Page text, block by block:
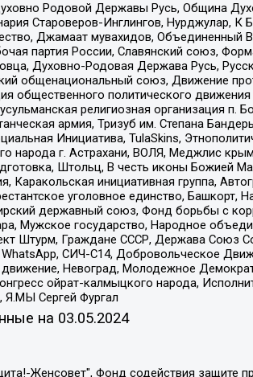
Родовой Державы Русь, Община
Староверов-Инглингов, Нурджулар, К
Джамаат мувахидов, Объединенный
партия России, Славянский союз,
Духовно-Родовая Держава Русь,
общенациональный союз, Движение
общественного политического
религиозная организация п.
армия, Тризуб им. Степана
Инициатива, TulaSkins,
народа г. Астрахани, ВОЛЯ, Меджлис
Штольц, В честь иконы Божией
инициативная группа,
уголовное единство,
державный союз, Фонд борьбы с
Мужское государство, Народное
Штурм, Граждане СССР, Держава Союз
СИЧ-С14, Добровольческое
Невоград, Молодежное
ойрат-калмыцкого народа,
Я.МЫ Сергей Фургал
на 03.05.2024
Постернак Алексей Евгеньевич, Рубин Михаил Аркадьевич, Анин Роман Александрович, Юридическое лицо Istories fonds, зарегистрированное в Латвийской Республике (регистрационный номер 50008295751, дата регистрации 24.02.2020), Великовский Дмитрий Александрович, Долинина Ирина Николаевна, Мароховская Алеся Алексеевна, Шлейнов Роман Юрьевич, Шмагун Олеся Валентиновна, Общество с ограниченной ответственностью "Альтаир 2021", Общество с ограниченной ответственностью "Вега 2021", Общество с ограниченной ответственностью "Главный редактор 2021", Общество с ограниченной ответственностью "Ромашки монолит", Важенков Артем Валерьевич, Ивановская областная общественная организация "Центр гендерных исследований", Гурман Юрий Альбертович, Медиапроект "ОВД-Инфо", Егоров Владимир Владимирович, Жилинский Владимир Александрович, Общество с ограниченной ответственностью "ЗП", Иванова София Юрьевна, Карезина Инна Павловна, Кильтау Екатерина Викторовна, Петров Алексей Викторович, Пискунов Сергей Евгеньевич, Смирнов Сергей Сергеевич, Тихонов Михаил Сергеевич, Общество с ограниченной ответственностью "ЖУРНАЛИСТ-ИНОСТРАННЫЙ АГЕНТ", Арапова Галина Юрьевна, Вольтская Татьяна Анатольевна, Американская компания "Mason G.E.S. Anonymous Foundation" (США), являющаяся владельцем интернет-издания https://mnews.world/, Компания "Stichting Bellingcat", зарегистрированная в Нидерландах (дата регистрации 11.07.2018), Захаров Андрей Вячеславович, Клепиковская Екатерина Дмитриевна, Общество с ограниченной ответственностью "МЕМО", Перл Роман Александрович, Симонов Евгений Алексеевич, Соловьева Елена Анатольевна, Сотников Даниил Владимирович, Сурначева Елизавета Дмитриевна, Автономная некоммерческая организация по защите прав человека и информированию населения "Якутия – Наше Мнение", Общество с ограниченной ответственностью "Москоу диджитал медиа", с 26.01.2023 Общество с ограниченной ответственностью "Чайка Белые сады", Ветошкина Валерия Валерьевна, Заговора Максим Александрович, Межрегиональное общественное движение "Российская ЛГБТ - сеть", Оленичев Максим Владимирович, Павлов Иван Юрьевич, Скворцова Елена Сергеевна, Общество с ограниченной ответственностью "Как бы инагент", Кочетков Игорь Викторович, Общество с ограниченной ответственностью "Честные выборы", Еланчик Олег Александрович, Общество с ограниченной ответственностью "Нобелевский призыв", Гималова Регина Эмилевна, Григорьев Андрей Валерьевич, Григорьева Алина Александровна, Ассоциация по содействию защите прав